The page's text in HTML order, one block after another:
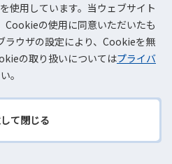
使用しています。当ウェブサイト
Cookieの使用に同意いただいたも
ラウザの設定により、Cookieを無
の取り扱いについてはプライバ
。
て閉じる
後、windowsのスタート画面より
起動します。
「フォレスト」を開き、「ドメイ
ト」を開き、「Default Domain
」をクリックします。
戻る